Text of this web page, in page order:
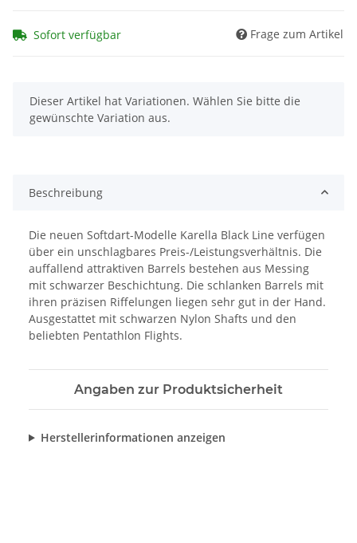
Sofort verfügbar Frage zum Artikel
x
Dieser Artikel hat Variationen. Wählen Sie bitte die
gewünschte Variation aus.
Beschreibung
Die neuen Softdart-Modelle Karella Black Line verfügen
über ein unschlagbares Preis-/Leistungsverhältnis. Die
auffallend attraktiven Barrels bestehen aus Messing
mit schwarzer Beschichtung. Die schlanken Barrels mit
ihren präzisen Riffelungen liegen sehr gut in der Hand.
Ausgestattet mit schwarzen Nylon Shafts und den
beliebten Pentathlon Flights.
Angaben zur Produktsicherheit
Herstellerinformationen anzeigen